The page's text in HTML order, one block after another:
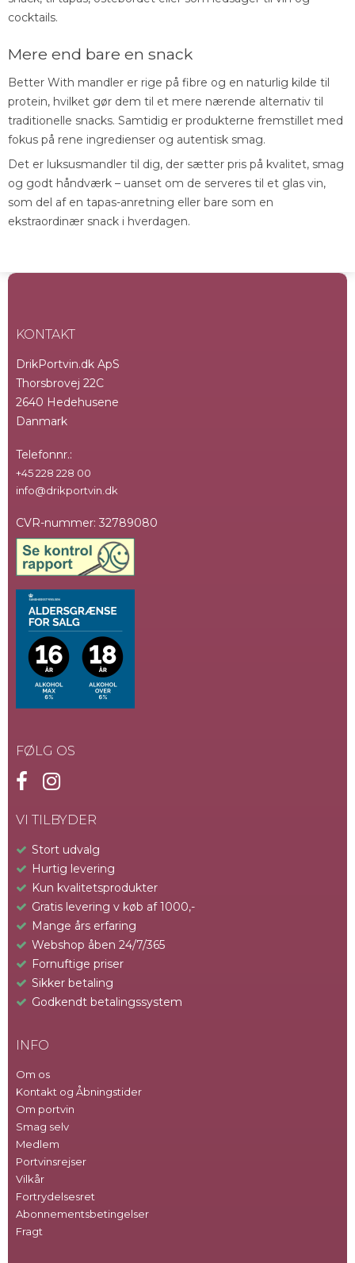
cocktails.
Mere end bare en snack
Better With mandler er rige på fibre og en naturlig kilde til
protein, hvilket gør dem til et mere nærende alternativ til
traditionelle snacks. Samtidig er produkterne fremstillet med
fokus på rene ingredienser og autentisk smag.
Det er luksusmandler til dig, der sætter pris på kvalitet, smag
og godt håndværk – uanset om de serveres til et glas vin,
som del af en tapas-anretning eller bare som en
ekstraordinær snack i hverdagen.
KONTAKT
DrikPortvin.dk ApS
Thorsbrovej 22C
2640 Hedehusene
Danmark
Telefonnr.:
+45 228 228 00
info@drikportvin.dk
CVR-nummer: 32789080
FØLG OS
VI TILBYDER
Stort udvalg
Hurtig levering
Kun kvalitetsprodukter
Gratis levering v køb af 1000,-
Mange års erfaring
Webshop åben 24/7/365
Fornuftige priser
Sikker betaling
Godkendt betalingssystem
INFO
Om os
Kontakt og Åbningstider
Om portvin
Smag selv
Medlem
Portvinsrejser
Vilkår
Fortrydelsesret
Abonnementsbetingelser
Fragt